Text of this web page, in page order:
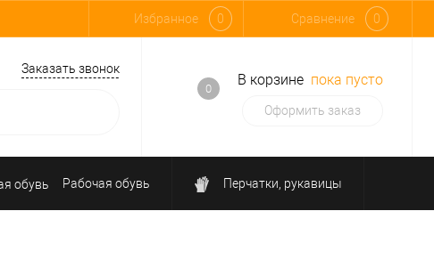
Избранное 0 Сравнение 0
Заказать звонок
0
В корзине пока пусто
Оформить заказ
Рабочая обувь Перчатки, рукавицы